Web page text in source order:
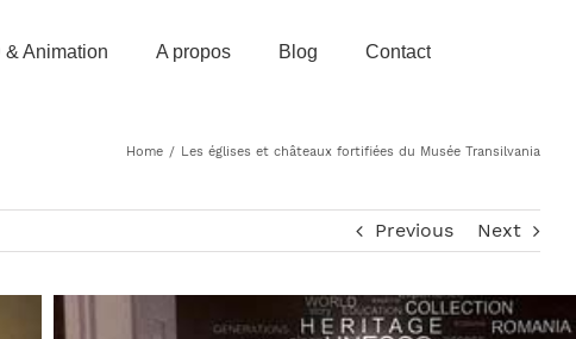
& Animation A propos Blog Contact
Home / Les églises et châteaux fortifiées du Musée Transilvania
Previous Next